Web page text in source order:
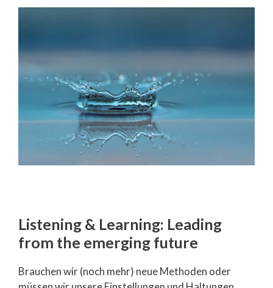
Listening & Learning: Leading
from the emerging future
Brauchen wir (noch mehr) neue Methoden oder